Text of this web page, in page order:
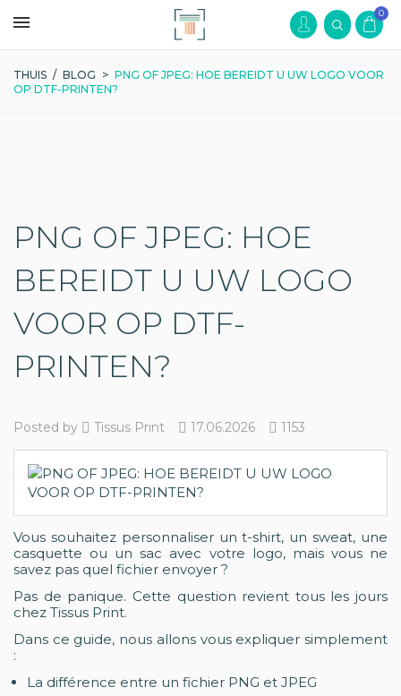
0
THUIS / BLOG > PNG OF JPEG: HOE BEREIDT U UW LOGO VOOR
OP DTF-PRINTEN?
PNG OF JPEG: HOE
BEREIDT U UW LOGO
VOOR OP DTF-
PRINTEN?
Posted by Tissus Print 17.06.2026 1153
Vous souhaitez personnaliser un t-shirt, un sweat, une
casquette ou un sac avec votre logo, mais vous ne
savez pas quel fichier envoyer ?
Pas de panique. Cette question revient tous les jours
chez Tissus Print.
Dans ce guide, nous allons vous expliquer simplement
:
La différence entre un fichier PNG et JPEG